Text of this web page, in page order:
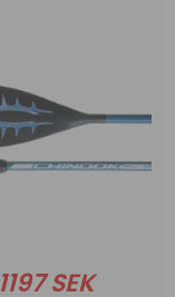
1197 SEK